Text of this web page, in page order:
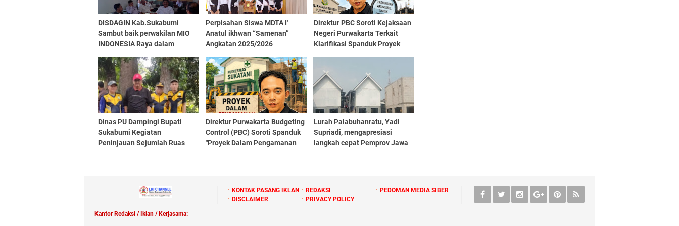
DISDAGIN Kab.Sukabumi
Sambut baik perwakilan MIO
INDONESIA Raya dalam
rapat DISDAGIN
Perpisahan Siswa MDTA I'
Anatul ikhwan “Samenan”
Angkatan 2025/2026
Direktur PBC Soroti Kejaksaan
Negeri Purwakarta Terkait
Klarifikasi Spanduk Proyek
Dinas PU Dampingi Bupati
Sukabumi Kegiatan
Peninjauan Sejumlah Ruas
Direktur Purwakarta Budgeting
Control (PBC) Soroti Spanduk
"Proyek Dalam Pengamanan
Lurah Palabuhanratu, Yadi
Supriadi, mengapresiasi
langkah cepat Pemprov Jawa
Kantor Redaksi / Iklan / Kerjasama:
KONTAK PASANG IKLAN REDAKSI
PEDOMAN MEDIA SIBER
DISCLAIMER
PRIVACY POLICY